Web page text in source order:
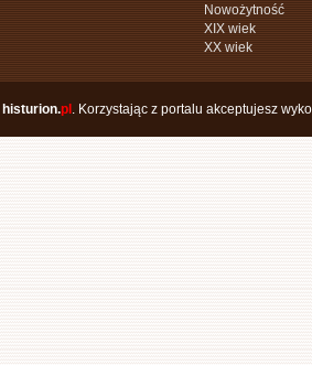
Nowożytność
XIX wiek
XX wiek
histurion.pl . Korzystając z portalu akceptujesz